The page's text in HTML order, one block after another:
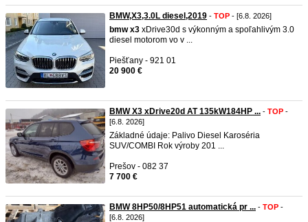
BMW,X3,3.0L diesel,2019 - TOP - [6.8. 2026]
bmw x3 xDrive30d s výkonným a spoľahlivým 3.0
diesel motorom vo v ...
Piešťany - 921 01
20 900 €
BMW X3 xDrive20d AT 135kW184HP ... - TOP -
[6.8. 2026]
Základné údaje: Palivo Diesel Karoséria
SUV/COMBI Rok výroby 201 ...
Prešov - 082 37
7 700 €
BMW 8HP50/8HP51 automatická pr ... - TOP -
[6.8. 2026]